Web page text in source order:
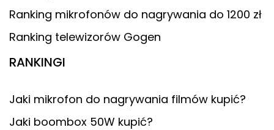
Ranking mikrofonów do nagrywania do 1200 zł
Ranking telewizorów Gogen
RANKINGI
Jaki mikrofon do nagrywania filmów kupić?
Jaki boombox 50W kupić?